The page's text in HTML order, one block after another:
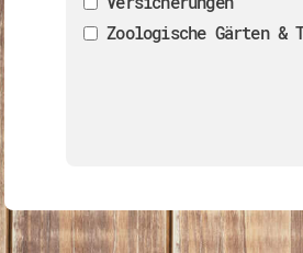
Zoologische Gärten &